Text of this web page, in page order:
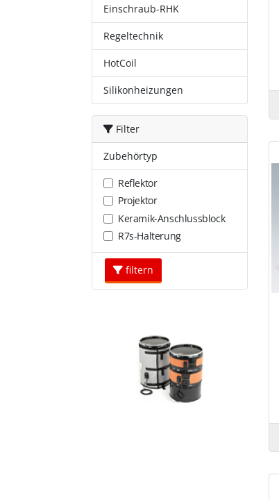
Einschraub-RHK
Regeltechnik
HotCoil
Silikonheizungen
Filter
Zubehörtyp
Reflektor
Projektor
Keramik-Anschlussblock
R7s-Halterung
filtern